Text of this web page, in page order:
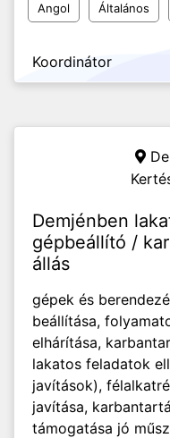
Angol Általános
Koordinátor
Demjénben
gépbeállító /
állás
gépek és
beállítása,
elhárítása,
lakatos feladatok
javítások),
javítása,
támogatása jó